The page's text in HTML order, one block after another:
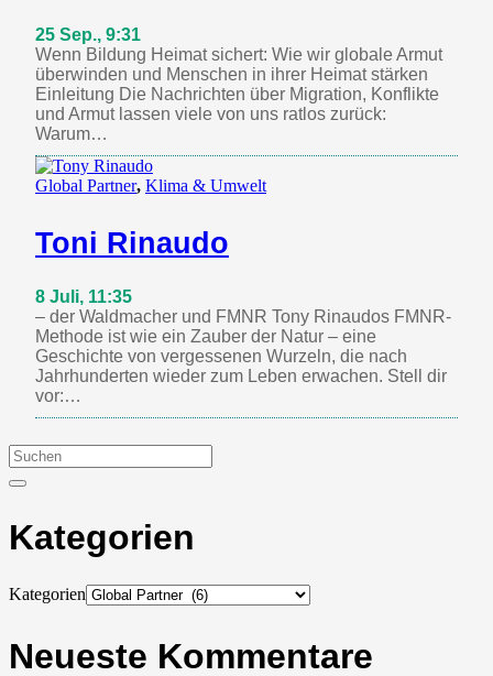
25 Sep., 9:31
Wenn Bildung Heimat sichert: Wie wir globale Armut
überwinden und Menschen in ihrer Heimat stärken
Einleitung Die Nachrichten über Migration, Konflikte
und Armut lassen viele von uns ratlos zurück:
Warum…
Global Partner, Klima & Umwelt
Toni Rinaudo
8 Juli, 11:35
– der Waldmacher und FMNR Tony Rinaudos FMNR-
Methode ist wie ein Zauber der Natur – eine
Geschichte von vergessenen Wurzeln, die nach
Jahrhunderten wieder zum Leben erwachen. Stell dir
vor:…
Kategorien
Kategorien
Neueste Kommentare